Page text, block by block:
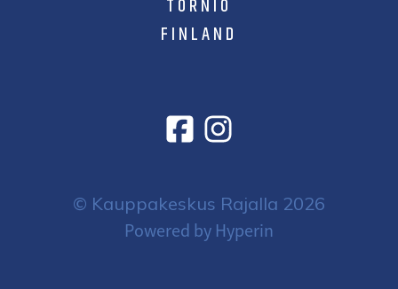
TORNIO
FINLAND
© Kauppakeskus Rajalla 2026
Powered by Hyperin